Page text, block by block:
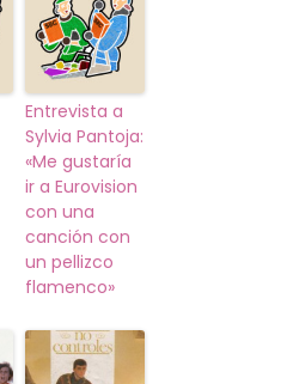
Entrevista a
Sylvia Pantoja:
«Me gustaría
ir a Eurovision
con una
canción con
un pellizco
flamenco»